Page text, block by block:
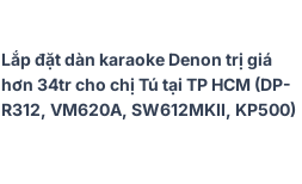
Lắp đặt dàn karaoke Denon trị giá
hơn 34tr cho chị Tú tại TP HCM (DP-
R312, VM620A, SW612MKII, KP500)